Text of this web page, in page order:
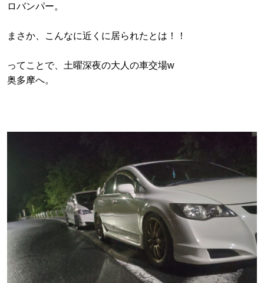
ロバンパー。
まさか、こんなに近くに居られたとは！！
ってことで、土曜深夜の大人の車交場w
奥多摩へ。